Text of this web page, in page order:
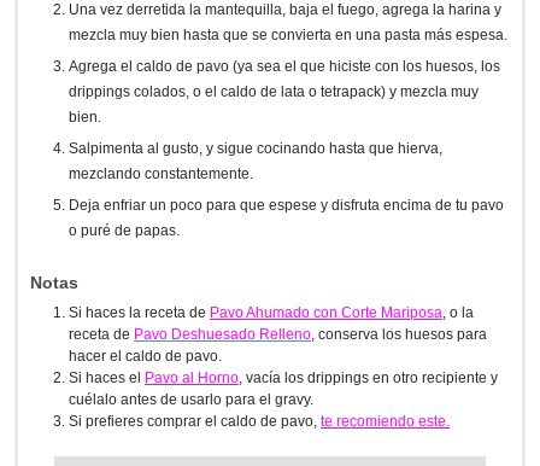
Una vez derretida la mantequilla, baja el fuego, agrega la harina y
mezcla muy bien hasta que se convierta en una pasta más espesa.
Agrega el caldo de pavo (ya sea el que hiciste con los huesos, los
drippings colados, o el caldo de lata o tetrapack) y mezcla muy
bien.
Salpimenta al gusto, y sigue cocinando hasta que hierva,
mezclando constantemente.
Deja enfriar un poco para que espese y disfruta encima de tu pavo
o puré de papas.
Notas
Si haces la receta de Pavo Ahumado con Corte Mariposa, o la
receta de Pavo Deshuesado Relleno, conserva los huesos para
hacer el caldo de pavo.
Si haces el
Pavo al Horno, vacía los drippings en otro recipiente y
cuélalo antes de usarlo para el gravy.
Si prefieres comprar el caldo de pavo, te recomiendo este.